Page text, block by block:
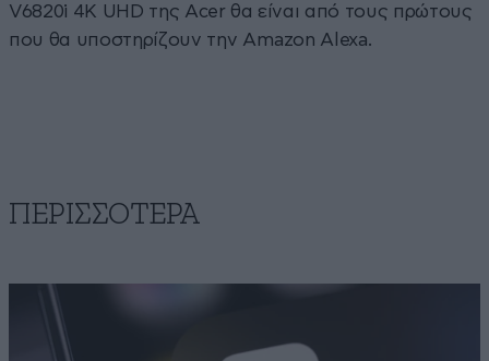
V6820i 4K UHD της Acer θα είναι από τους πρώτους
που θα υποστηρίζουν την Amazon Alexa.
ΠΕΡΙΣΣΟΤΕΡΑ